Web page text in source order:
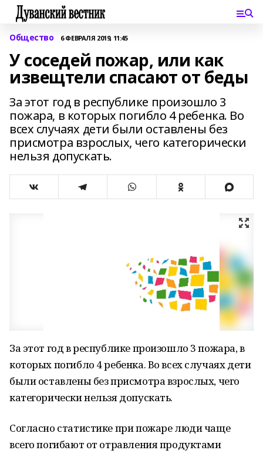
Общество 6 ФЕВРАЛЯ 2019, 11:45
У соседей пожар, или как
извещтели спасают от беды
За этот год в республике произошло 3
пожара, в которых погибло 4 ребенка. Во
всех случаях дети были оставлены без
присмотра взрослых, чего категорически
нельзя допускать.
За этот год в республике произошло 3 пожара, в
которых погибло 4 ребенка. Во всех случаях дети
были оставлены без присмотра взрослых, чего
категорически нельзя допускать.
Согласно статистике при пожаре люди чаще
всего погибают от отравления продуктами